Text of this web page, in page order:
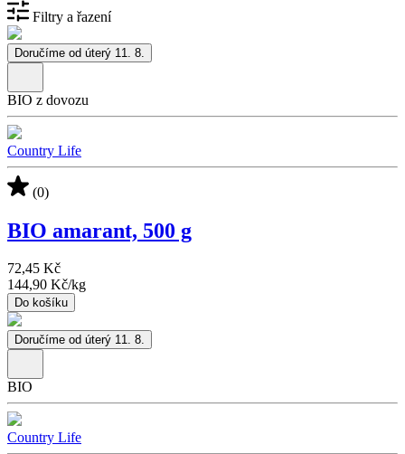
Filtry a řazení
Doručíme od úterý 11. 8.
BIO z dovozu
Country Life
(0)
BIO amarant, 500 g
72,45 Kč
144,90 Kč/kg
Do košíku
Doručíme od úterý 11. 8.
BIO
Country Life